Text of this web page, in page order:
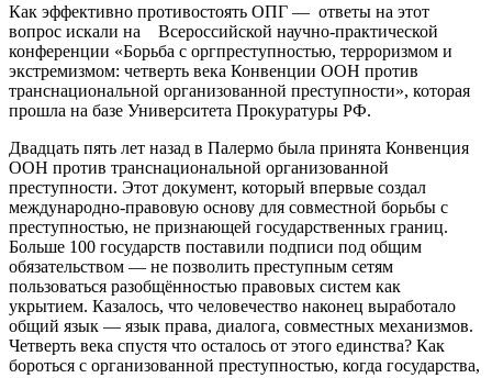
Как эффективно противостоять ОПГ — ответы на этот
вопрос искали на Всероссийской научно-практической
конференции «Борьба с оргпреступностью, терроризмом и
экстремизмом: четверть века Конвенции ООН против
транснациональной организованной преступности», которая
прошла на базе Университета Прокуратуры РФ.
Двадцать пять лет назад в Палермо была принята Конвенция
ООН против транснациональной организованной
преступности. Этот документ, который впервые создал
международно-правовую основу для совместной борьбы с
преступностью, не признающей государственных границ.
Больше 100 государств поставили подписи под общим
обязательством — не позволить преступным сетям
пользоваться разобщённостью правовых систем как
укрытием. Казалось, что человечество наконец выработало
общий язык — язык права, диалога, совместных механизмов.
Четверть века спустя что осталось от этого единства? Как
бороться с организованной преступностью, когда государства,